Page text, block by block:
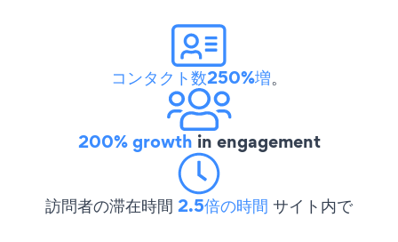
コンタクト数250%増。
200% growth in engagement
訪問者の滞在時間 2.5倍の時間 サイト内で